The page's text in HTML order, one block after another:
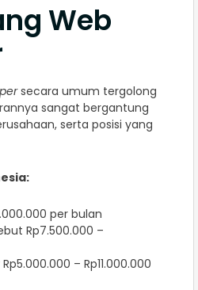
Web
secara umum tergolong
sangat bergantung
serta posisi yang
per bulan
Rp7.500.000 –
– Rp11.000.000